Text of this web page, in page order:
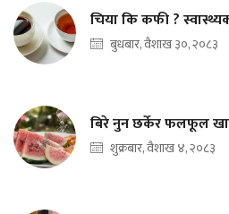
चिया कि कफी ?
बुधबार, वैशाख ३०, २०८३
बिरे नुन छर्केर फलफूल
शुक्रबार, वैशाख ४, २०८३